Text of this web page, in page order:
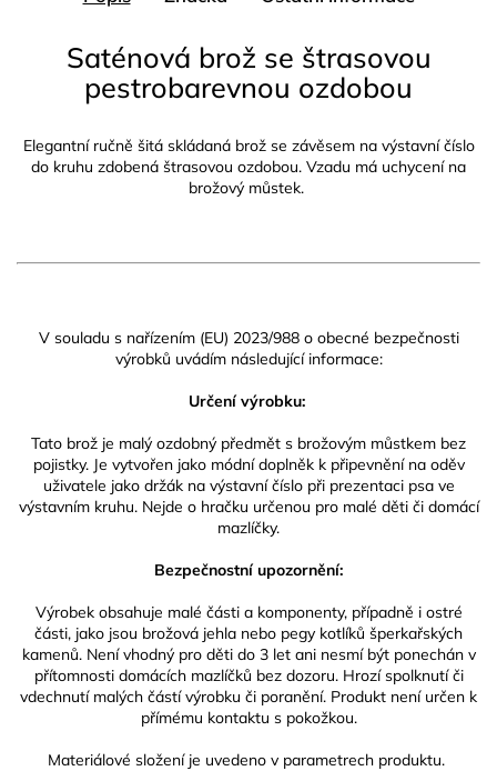
Saténová brož se štrasovou
pestrobarevnou ozdobou
Elegantní ručně šitá skládaná brož se závěsem na výstavní číslo
do kruhu zdobená štrasovou ozdobou. Vzadu má uchycení na
brožový můstek.
V souladu s nařízením (EU) 2023/988 o obecné bezpečnosti
výrobků uvádím následující informace:
Určení výrobku:
Tato brož je malý ozdobný předmět s brožovým můstkem bez
pojistky. Je vytvořen jako módní doplněk k připevnění na oděv
uživatele jako držák na výstavní číslo při prezentaci psa ve
výstavním kruhu. Nejde o hračku určenou pro malé děti či domácí
mazlíčky.
Bezpečnostní upozornění:
Výrobek obsahuje malé části a komponenty, případně i ostré
části, jako jsou brožová jehla nebo pegy kotlíků šperkařských
kamenů. Není vhodný pro děti do 3 let ani nesmí být ponechán v
přítomnosti domácích mazlíčků bez dozoru. Hrozí spolknutí či
vdechnutí malých částí výrobku či poranění. Produkt není určen k
přímému kontaktu s pokožkou.
Materiálové složení je uvedeno v parametrech produktu.